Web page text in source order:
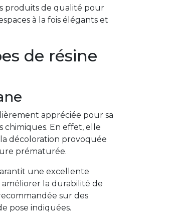
produits de qualité pour
à la fois élégants et
de résine
appréciée pour sa
chimiques. En effet, elle
décoloration provoquée
prématurée.
une excellente
la durabilité de
sur des
pose indiquées.